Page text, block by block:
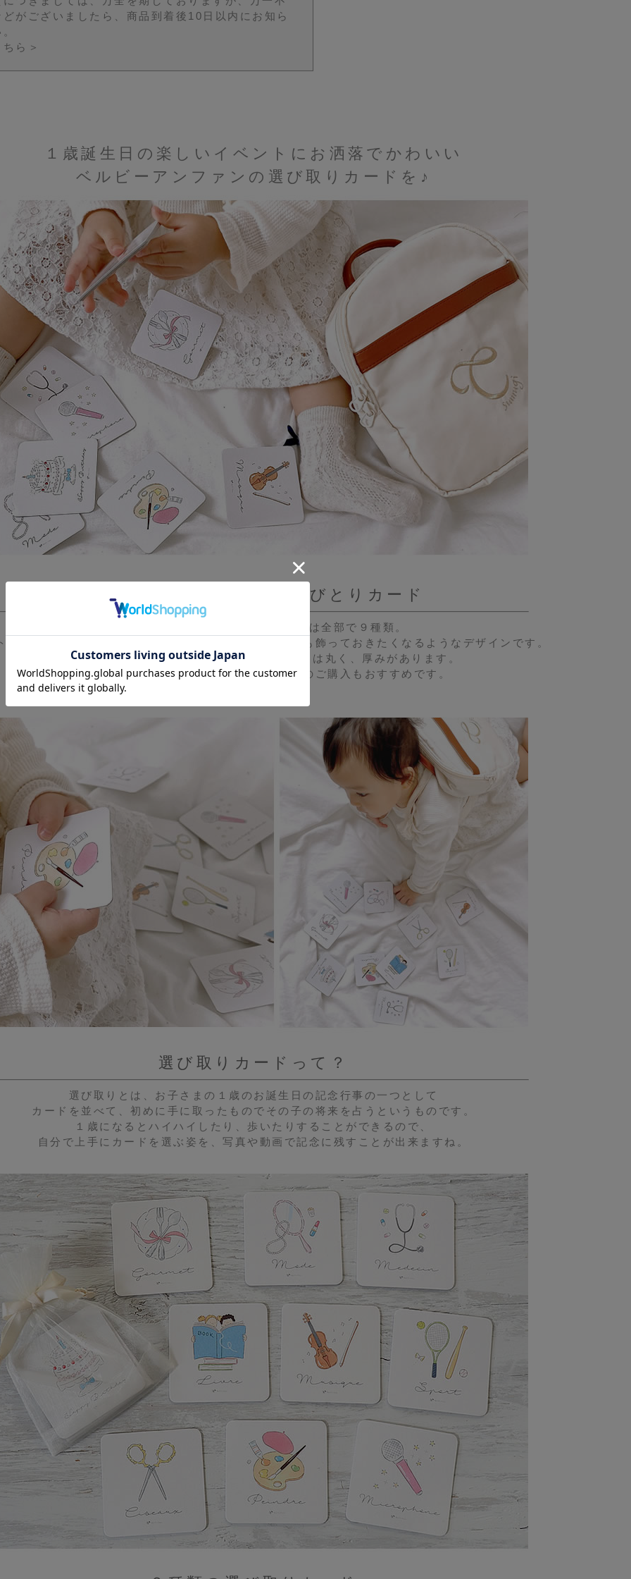
がございましたら、商品到着後10日以内にお知ら
ら＞
１歳誕生日の楽しいイベントにお洒落でかわいい
ベルビーアンファンの選び取りカードを♪
１歳誕生日におしゃれな選びとりカード
ベルビーアンファンの選び取りカードは全部で９種類。
は上品で可愛らしいからこそ、イベントが終った後にも飾っておきたくなるようなデザインです。
楽しい1歳の思い出になるようにと、カードは角は丸く、厚みがあります。
ベビーリュックや一升餅・一升米と合わせてのご購入もおすすめです。
選び取りカードって？
選び取りとは、お子さまの１歳のお誕生日の記念行事の一つとして
カードを並べて、初めに手に取ったものでその子の将来を占うというものです。
１歳になるとハイハイしたり、歩いたりすることができるので、
自分で上手にカードを選ぶ姿を、写真や動画で記念に残すことが出来ますね。